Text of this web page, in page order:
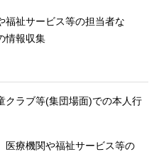
福祉サービス等の担当者な
情報収集
クラブ等(集団場面)での本人行
医療機関や福祉サービス等の